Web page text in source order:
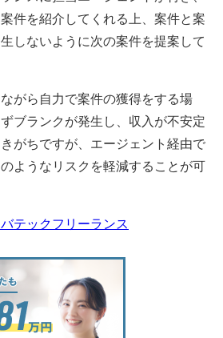
件を紹介してくれる上、案件と案
しないように次の案件を提案して
がら自力で案件の獲得をする場
ブランクが発生し、収入が不安定
がちですが、エージェント経由で
ようなリスクを軽減することが可
バテックフリーランス